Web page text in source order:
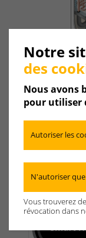
Notre
des
Nous avons
pour utiliser
Autoriser les
N'autoriser
Vous trouverez
révocation dans